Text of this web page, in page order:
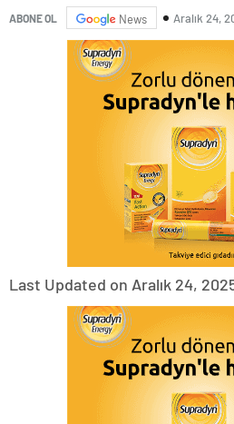
ABONE OL News Aralık 24,
Last Updated on Aralık 24,